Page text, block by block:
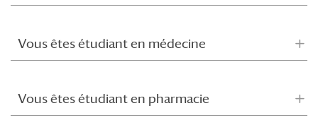
Vous êtes étudiant en médecine
Vous êtes étudiant en pharmacie